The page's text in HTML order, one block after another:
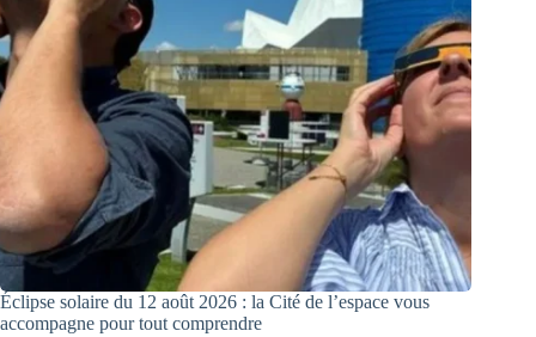
Éclipse solaire du 12 août 2026 : la Cité de l’espace vous
accompagne pour tout comprendre